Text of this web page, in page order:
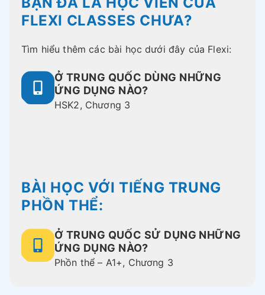
FLEXI CLASSES CHƯA?
Tìm hiểu thêm các bài học dưới đây của Flexi:
Ở TRUNG QUỐC DÙNG NHỮNG
ỨNG DỤNG NÀO?
HSK2, Chương 3
BÀI HỌC VỚI TIẾNG TRUNG
PHỒN THỂ:
Ở TRUNG QUỐC SỬ DỤNG NHỮNG
ỨNG DỤNG NÀO?
Phồn thể – A1+, Chương 3